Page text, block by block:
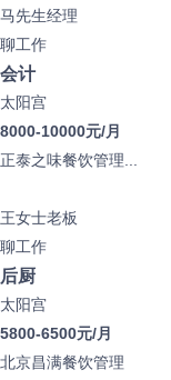
马先生经理
聊工作
会计
太阳宫
8000-10000元/月
正泰之味餐饮管理...
王女士老板
聊工作
后厨
太阳宫
5800-6500元/月
北京昌满餐饮管理